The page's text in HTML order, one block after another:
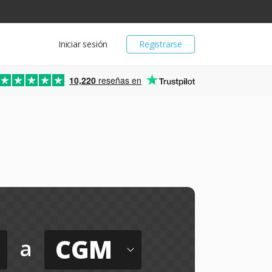
Registrarse
Iniciar sesión
10,220 reseñas en
a CGM